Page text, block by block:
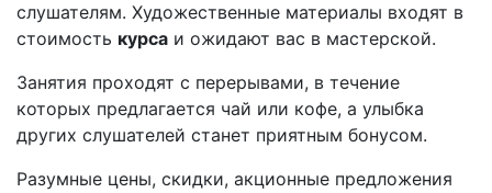
слушателям. Художественные материалы входят в
стоимость курса и ожидают вас в мастерской.
Занятия проходят с перерывами, в течение
которых предлагается чай или кофе, а улыбка
других слушателей станет приятным бонусом.
Разумные цены, скидки, акционные предложения